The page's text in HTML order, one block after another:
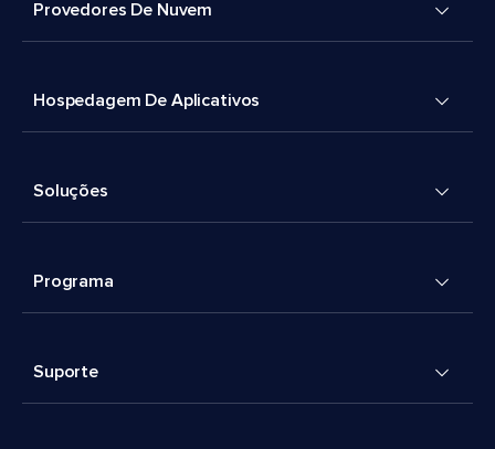
Provedores De Nuvem
Hospedagem De Aplicativos
Soluções
Programa
Suporte